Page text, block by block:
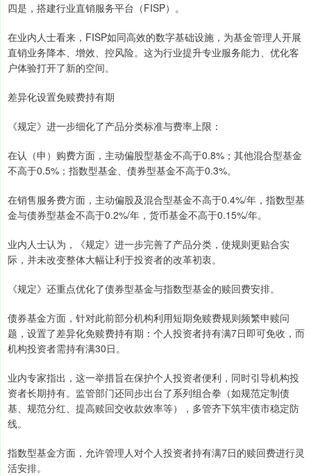
四是，搭建行业直销服务平台（FISP）。
在业内人士看来，FISP如同高效的数字基础设施，为基金管理人开展
直销业务降本、增效、控风险。这为行业提升专业服务能力、优化客
户体验打开了新的空间。
差异化设置免赎费持有期
《规定》进一步细化了产品分类标准与费率上限：
在认（申）购费方面，主动偏股型基金不高于0.8%；其他混合型基金
不高于0.5%；指数型基金、债券型基金不高于0.3%。
在销售服务费方面，主动偏股及混合型基金不高于0.4%/年，指数型基
金与债券型基金不高于0.2%/年，货币基金不高于0.15%/年。
业内人士认为，《规定》进一步完善了产品分类，使规则更贴合实
际，并未改变整体大幅让利于投资者的改革初衷。
《规定》还重点优化了债券型基金与指数型基金的赎回费安排。
债券基金方面，针对此前部分机构利用短期免赎费规则频繁申赎问
题，设置了差异化免赎费持有期：个人投资者持有满7日即可免收，而
机构投资者需持有满30日。
业内专家指出，这一举措旨在保护个人投资者便利，同时引导机构投
资者长期持有。监管部门还同步出台了系列组合拳（如规范定制债
基、规范分红、提高赎回交收款效率等），多管齐下筑牢债市稳定防
线。
指数型基金方面，允许管理人对个人投资者持有满7日的赎回费进行灵
活安排。